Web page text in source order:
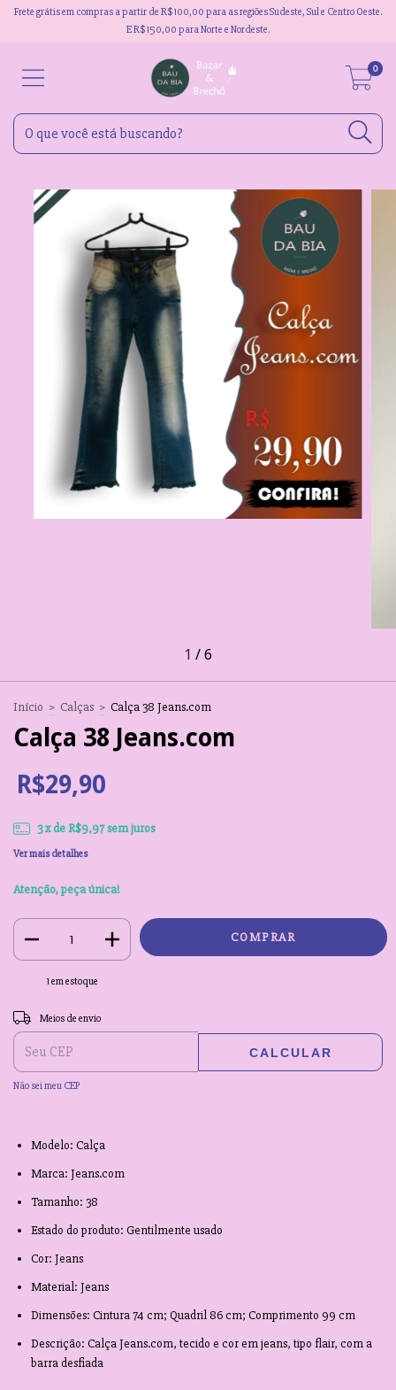
Frete grátis em compras a partir de R$100,00 para as regiões Sudeste, Sul e Centro Oeste.
E R$150,00 para Norte e Nordeste.
0
1 / 6
Início > Calças > Calça 38 Jeans.com
Calça 38 Jeans.com
R$29,90
3x deR$9,97sem juros
Ver mais detalhes
Atenção, peça única!
1 em estoque
Entregas para o CEP:
Meios de envio
CALCULAR
Não sei meu CEP
Modelo: Calça
Marca: Jeans.com
Tamanho: 38
Estado do produto: Gentilmente usado
Cor: Jeans
Material: Jeans
Dimensões: Cintura 74 cm; Quadril 86 cm; Comprimento 99 cm
Descrição: Calça Jeans.com, tecido e cor em jeans, tipo flair, com a
barra desfiada